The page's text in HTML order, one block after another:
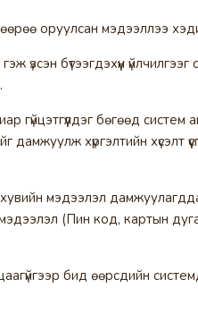
оруулсан мэдээллээ
бүтээгдэхүүн
гүйцэтгүүлдэг бөгөөд
дамжуулж хүргэлтийн хүсэлт
мэдээлэл
(Пин код, картын
бид өөрсдийн